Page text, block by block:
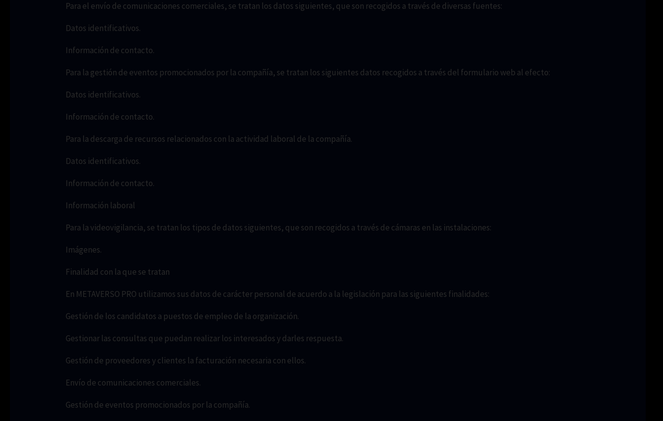
Para el envío de comunicaciones comerciales, se tratan los datos siguientes, que son recogidos a través de diversas fuentes:
Datos identificativos.
Información de contacto.
Para la gestión de eventos promocionados por la compañía, se tratan los siguientes datos recogidos a través del formulario web al efecto:
Datos identificativos.
Información de contacto.
Para la descarga de recursos relacionados con la actividad laboral de la compañía.
Datos identificativos.
Información de contacto.
Información laboral
Para la videovigilancia, se tratan los tipos de datos siguientes, que son recogidos a través de cámaras en las instalaciones:
Imágenes.
Finalidad con la que se tratan
En METAVERSO PRO utilizamos sus datos de carácter personal de acuerdo a la legislación para las siguientes finalidades:
Gestión de los candidatos a puestos de empleo de la organización.
Gestionar las consultas que puedan realizar los interesados y darles respuesta.
Gestión de proveedores y clientes la facturación necesaria con ellos.
Envío de comunicaciones comerciales.
Gestión de eventos promocionados por la compañía.